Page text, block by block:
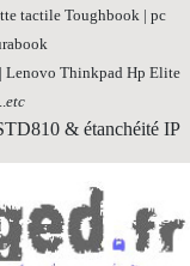
tactile Toughbook | pc
Lenovo Thinkpad Hp Elite
etc
& étanchéité IP